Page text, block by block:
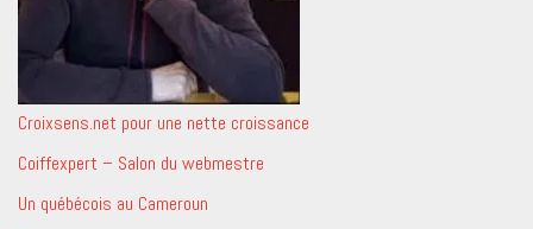
Croixsens.net pour une nette croissance
Coiffexpert – Salon du webmestre
Un québécois au Cameroun